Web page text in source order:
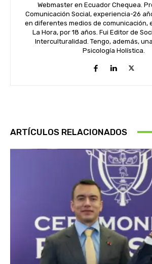
Webmaster en Ecuador Chequea.
Comunicación Social, experiencia-26
en diferentes medios de comunicación,
La Hora, por 18 años. Fui Editor de
Interculturalidad. Tengo, además,
Psicología Holística.
ARTÍCULOS RELACIONADOS